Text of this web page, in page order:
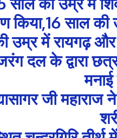
साल की
उम्र में रायगढ़
दल के द्वारा
जी महाराज